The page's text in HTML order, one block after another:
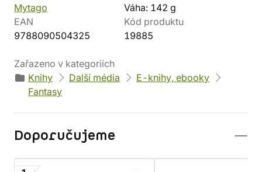
Mytago
Váha: 142 g
EAN
9788090504325
Kód produktu
19885
Zařazeno v kategoriích
Knihy
Další média
E-knihy, ebooky
Fantasy
Doporučujeme